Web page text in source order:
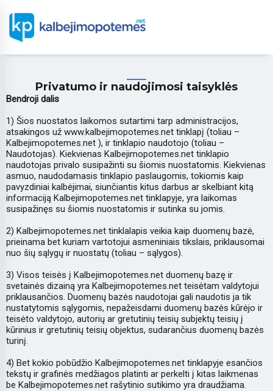
Privatumo ir naudojimosi taisyklės
Bendroji dalis
1) Šios nuostatos laikomos sutartimi tarp administracijos,
atsakingos už www.kalbejimopotemes.net tinklapį (toliau –
Kalbejimopotemes.net ), ir tinklapio naudotojo (toliau –
Naudotojas). Kiekvienas Kalbejimopotemes.net tinklapio
naudotojas privalo susipažinti su šiomis nuostatomis. Kiekvienas
asmuo, naudodamasis tinklapio paslaugomis, tokiomis kaip
pavyzdiniai kalbėjimai, siunčiantis kitus darbus ar skelbiant kitą
informaciją Kalbejimopotemes.net tinklapyje, yra laikomas
susipažinęs su šiomis nuostatomis ir sutinka su jomis.
2) Kalbejimopotemes.net tinklalapis veikia kaip duomenų bazė,
prieinama bet kuriam vartotojui asmeniniais tikslais, priklausomai
nuo šių sąlygų ir nuostatų (toliau – sąlygos).
3) Visos teisės į Kalbejimopotemes.net duomenų bazę ir
svetainės dizainą yra Kalbejimopotemes.net teisėtam valdytojui
priklausančios. Duomenų bazės naudotojai gali naudotis ja tik
nustatytomis sąlygomis, nepažeisdami duomenų bazės kūrėjo ir
teisėto valdytojo, autorių ar gretutinių teisių subjektų teisių į
kūrinius ir gretutinių teisių objektus, sudarančius duomenų bazės
turinį.
4) Bet kokio pobūdžio Kalbejimopotemes.net tinklapyje esančios
tekstų ir grafinės medžiagos platinti ar perkelti į kitas laikmenas
be Kalbejimopotemes.net rašytinio sutikimo yra draudžiama.